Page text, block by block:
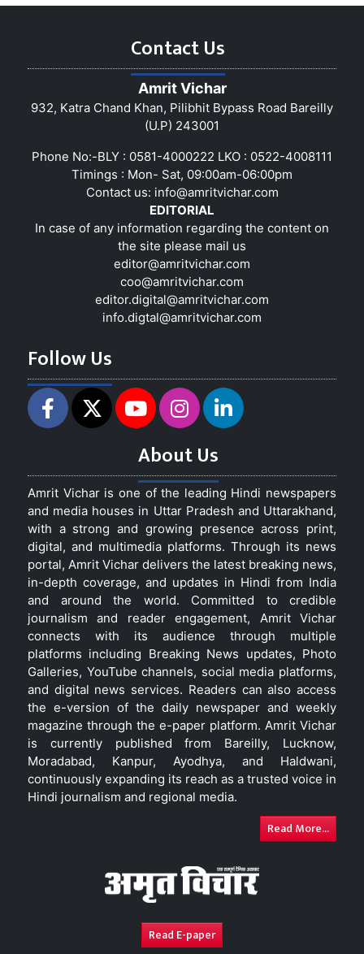
Contact Us
Amrit Vichar
932, Katra Chand Khan, Pilibhit Bypass Road Bareilly
(U.P) 243001
Phone No:-BLY : 0581-4000222 LKO : 0522-4008111
Timings : Mon- Sat, 09:00am-06:00pm
Contact us: info@amritvichar.com
EDITORIAL
In case of any information regarding the content on
the site please mail us
editor@amritvichar.com
coo@amritvichar.com
editor.digital@amritvichar.com
info.digtal@amritvichar.com
Follow Us
About Us
Amrit Vichar is one of the leading Hindi newspapers
and media houses in Uttar Pradesh and Uttarakhand,
with a strong and growing presence across print,
digital, and multimedia platforms. Through its news
portal, Amrit Vichar delivers the latest breaking news,
in-depth coverage, and updates in Hindi from India
and around the world. Committed to credible
journalism and reader engagement, Amrit Vichar
connects with its audience through multiple
platforms including Breaking News updates, Photo
Galleries, YouTube channels, social media platforms,
and digital news services. Readers can also access
the e-version of the daily newspaper and weekly
magazine through the e-paper platform. Amrit Vichar
is currently published from Bareilly, Lucknow,
Moradabad, Kanpur, Ayodhya, and Haldwani,
continuously expanding its reach as a trusted voice in
Hindi journalism and regional media.
Read More...
Read E-paper